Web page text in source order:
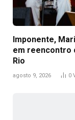
Imponente,
em reencontro
Rio
agosto 9, 2026 0